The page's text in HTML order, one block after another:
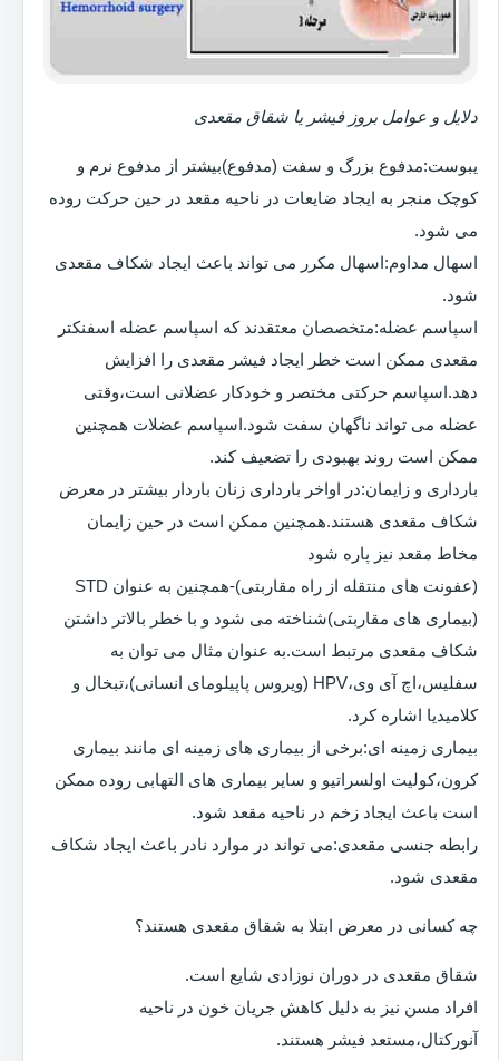
دلایل و عوامل بروز فیشر یا شقاق مقعدی
یبوست:مدفوع بزرگ و سفت (مدفوع)بیشتر از مدفوع نرم و
کوچک منجر به ایجاد ضایعات در ناحیه مقعد در حین حرکت روده
می شود.
اسهال مداوم:اسهال مکرر می تواند باعث ایجاد شکاف مقعدی
شود.
اسپاسم عضله:متخصصان معتقدند که اسپاسم عضله اسفنکتر
مقعدی ممکن است خطر ایجاد فیشر مقعدی را افزایش
دهد.اسپاسم حرکتی مختصر و خودکار عضلانی است،وقتی
عضله می تواند ناگهان سفت شود.اسپاسم عضلات همچنین
ممکن است روند بهبودی را تضعیف کند.
بارداری و زایمان:در اواخر بارداری زنان باردار بیشتر در معرض
شکاف مقعدی هستند.همچنین ممکن است در حین زایمان
مخاط مقعد نیز پاره شود
(عفونت های منتقله از راه مقاربتی)-همچنین به عنوان STD
(بیماری های مقاربتی)شناخته می شود و با خطر بالاتر داشتن
شکاف مقعدی مرتبط است.به عنوان مثال می توان به
سفلیس،اچ آی وی،HPV (ویروس پاپیلومای انسانی)،تبخال و
کلامیدیا اشاره کرد.
بیماری زمینه ای:برخی از بیماری های زمینه ای مانند بیماری
کرون،کولیت اولسراتیو و سایر بیماری های التهابی روده ممکن
است باعث ایجاد زخم در ناحیه مقعد شود.
رابطه جنسی مقعدی:می تواند در موارد نادر باعث ایجاد شکاف
مقعدی شود.
چه کسانی در معرض ابتلا به شقاق مقعدی هستند؟
شقاق مقعدی در دوران نوزادی شایع است.
افراد مسن نیز به دلیل کاهش جریان خون در ناحیه
آنورکتال،مستعد فیشر هستند.